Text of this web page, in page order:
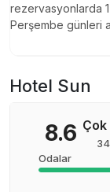
rezervasyonlarda
Perşembe günleri
Hotel Sun
8.6 Çok
34
Odalar